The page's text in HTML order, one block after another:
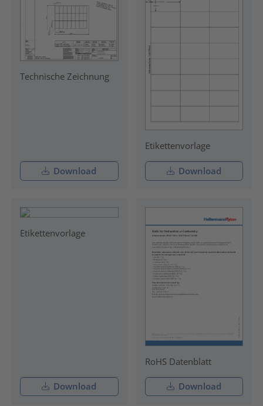
Technische Zeichnung
Download
Etikettenvorlage
Download
Etikettenvorlage
Download
RoHS Datenblatt
Download